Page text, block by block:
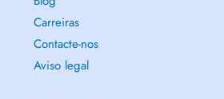
Carreiras
Contacte-nos
Aviso legal